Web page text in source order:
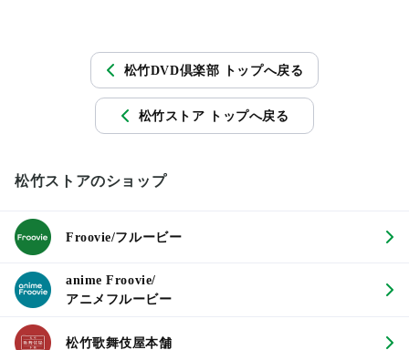
松竹DVD倶楽部 トップへ戻る
松竹ストア トップへ戻る
松竹ストアのショップ
Froovie/フルービー
anime Froovie/
アニメフルービー
松竹歌舞伎屋本舗